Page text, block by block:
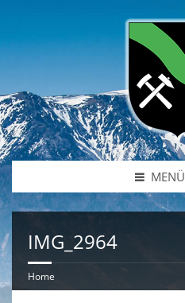
MENÜ
IMG_2964
Home